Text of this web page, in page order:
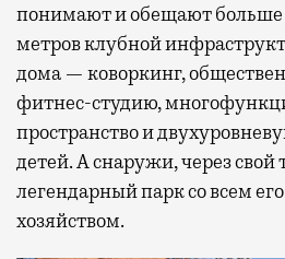
понимают и обещают больше
метров клубной
дома — коворкинг,
фитнес-студию,
пространство и
детей. А снаружи, через свой
легендарный парк со всем
хозяйством.